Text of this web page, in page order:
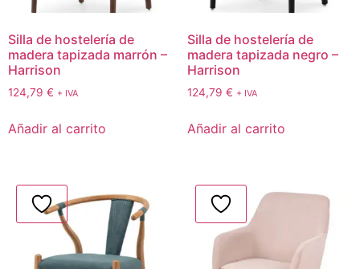
Silla de hostelería de
madera tapizada marrón –
Harrison
124,79 € + IVA
Añadir al carrito
Silla de hostelería de
madera tapizada negro –
Harrison
124,79 € + IVA
Añadir al carrito